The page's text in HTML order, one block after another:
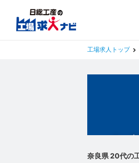
工場求人トップ
奈良県 20代の